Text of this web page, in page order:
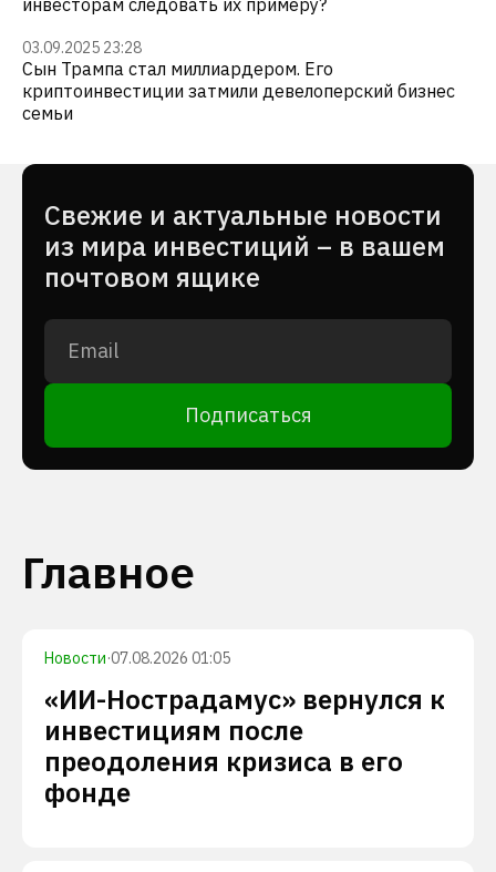
инвесторам следовать их примеру?
03.09.2025 23:28
Сын Трампа стал миллиардером. Его
криптоинвестиции затмили девелоперский бизнес
семьи
Cвежие и актуальные новости
из мира инвестиций – в вашем
почтовом ящике
Подписаться
Главное
Новости·07.08.2026 01:05
«ИИ-Нострадамус» вернулся к
инвестициям после
преодоления кризиса в его
фонде